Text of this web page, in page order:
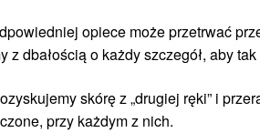
opiece może przetrwać
z dbałością o każdy szczegół, aby tak
skórę z „drugiej ręki” i
przy każdym z nich.